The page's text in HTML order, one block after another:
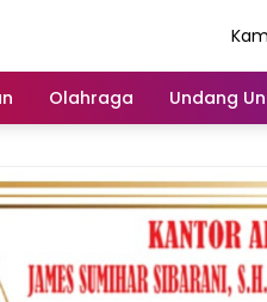
Olahraga Undang